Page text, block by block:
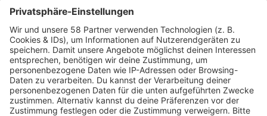
PROGRAMM
Webstream
Webcam
SALÜ am Morgen
Podcast